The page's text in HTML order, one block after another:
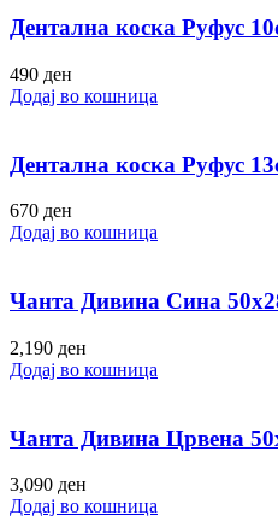
Дентална коска Руфус
490 ден
Додај во кошница
Дентална коска Руфус
670 ден
Додај во кошница
Чанта Дивина Сина
2,190 ден
Додај во кошница
Чанта Дивина Црвена
3,090 ден
Додај во кошница